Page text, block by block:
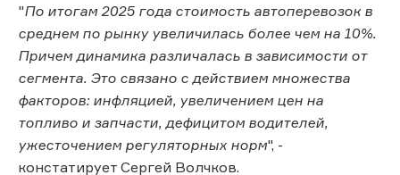
"По итогам 2025 года стоимость автоперевозок в
среднем по рынку увеличилась более чем на 10%.
Причем динамика различалась в зависимости от
сегмента. Это связано с действием множества
факторов: инфляцией, увеличением цен на
топливо и запчасти, дефицитом водителей,
ужесточением регуляторных норм", -
констатирует Сергей Волчков.